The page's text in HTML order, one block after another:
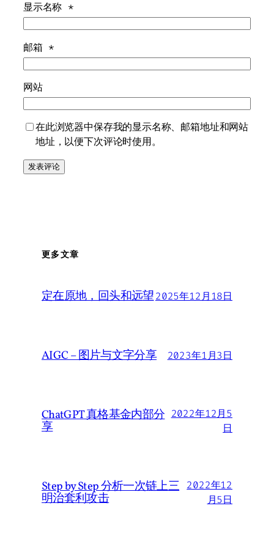
显示名称 *
邮箱 *
网站
在此浏览器中保存我的显示名称、邮箱地址和网站
地址，以便下次评论时使用。
更多文章
定在原地，回头和远望2025年12月18日
AIGC – 图片与文字分享 2023年1月3日
ChatGPT 真格基金内部分
享
2022年12月5
日
Step by Step 分析一次链上三
明治套利攻击
2022年12
月5日